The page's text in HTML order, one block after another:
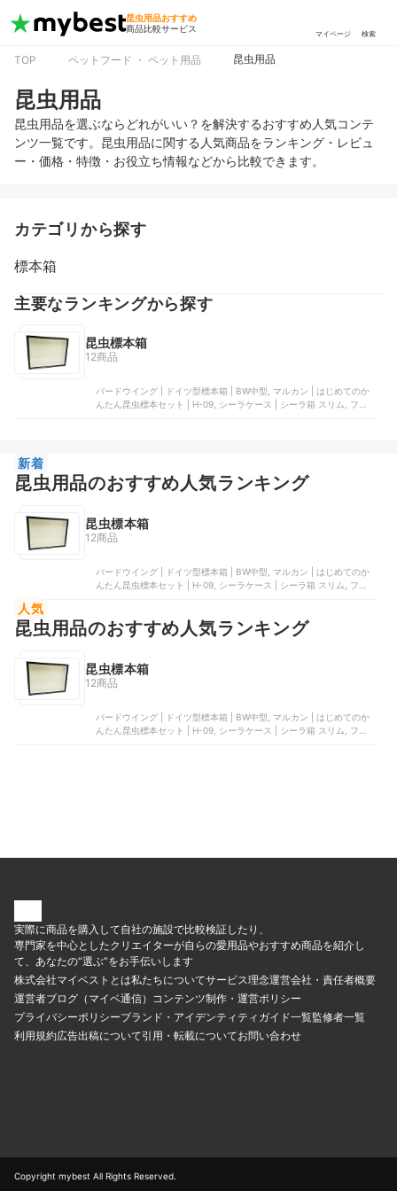
昆虫用品おすすめ
商品比較サービス
マイページ 検索
TOP ペットフード ・ ペット用品 昆虫用品
昆虫用品
昆虫用品を選ぶならどれがいい？を解決するおすすめ人気コンテ
ンツ一覧です。昆虫用品に関する人気商品をランキング・レビュ
ー・価格・特徴・お役立ち情報などから比較できます。
カテゴリから探す
標本箱
主要なランキングから探す
昆虫標本箱
12商品
バードウイング | ドイツ型標本箱 | BW中型, マルカン | はじめてのか
んたん昆虫標本セット | H-09, シーラケース | シーラ箱 スリム, フジ
新着
昆虫用品のおすすめ人気ランキング
昆虫標本箱
12商品
バードウイング | ドイツ型標本箱 | BW中型, マルカン | はじめてのか
んたん昆虫標本セット | H-09, シーラケース | シーラ箱 スリム, フジ
人気
昆虫用品のおすすめ人気ランキング
昆虫標本箱
12商品
バードウイング | ドイツ型標本箱 | BW中型, マルカン | はじめてのか
んたん昆虫標本セット | H-09, シーラケース | シーラ箱 スリム, フジ
実際に商品を購入して自社の施設で比較検証したり、
専門家を中心としたクリエイターが自らの愛用品やおすすめ商品を紹介し
て、あなたの“選ぶ”をお手伝いします
株式会社マイベストとは私たちについてサービス理念運営会社・責任者概要
運営者ブログ（マイベ通信） コンテンツ制作・運営ポリシー
プライバシーポリシーブランド・アイデンティティ ガイド一覧監修者一覧
利用規約広告出稿について引用・転載についてお問い合わせ
Copyright mybest All Rights Reserved.